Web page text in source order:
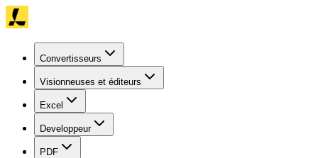
Convertisseurs
Visionneuses et éditeurs
Excel
Developpeur
PDF